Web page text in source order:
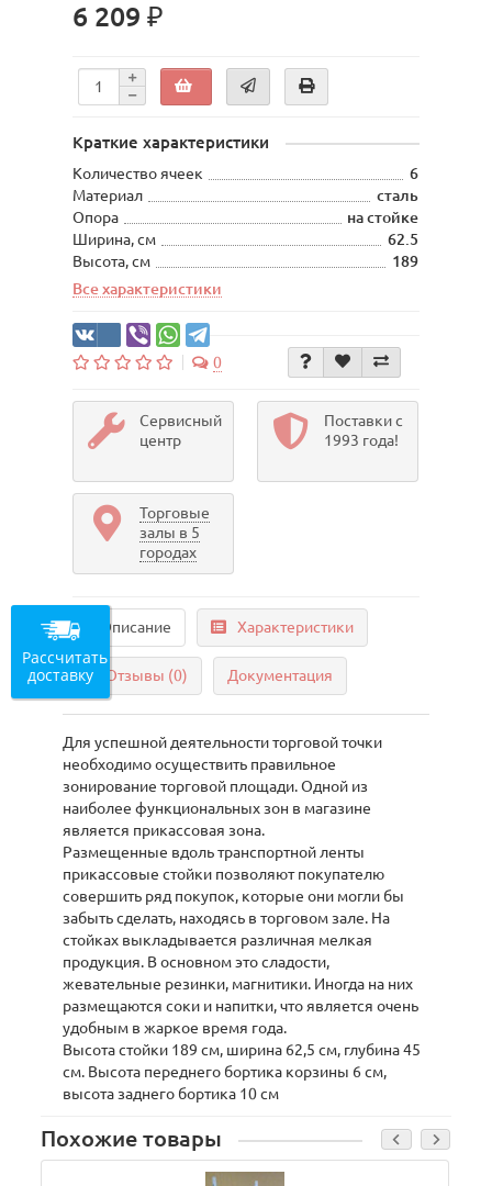
6 209 ₽
Краткие характеристики
Количество ячеек
6
Материал
сталь
Опора
на стойке
Ширина, см
62.5
Высота, см
189
Все характеристики
0
Сервисный
центр
Поставки с
1993 года!
Торговые
залы в 5
городах
Описание Характеристики
Отзывы (0) Документация
Для успешной деятельности торговой точки
необходимо осуществить правильное
зонирование торговой площади. Одной из
наиболее функциональных зон в магазине
является прикассовая зона.
Размещенные вдоль транспортной ленты
прикассовые стойки позволяют покупателю
совершить ряд покупок, которые они могли бы
забыть сделать, находясь в торговом зале. На
стойках выкладывается различная мелкая
продукция. В основном это сладости,
жевательные резинки, магнитики. Иногда на них
размещаются соки и напитки, что является очень
удобным в жаркое время года.
Высота стойки 189 см, ширина 62,5 см, глубина 45
см. Высота переднего бортика корзины 6 см,
высота заднего бортика 10 см
Похожие товары
Рассчитать
доставку